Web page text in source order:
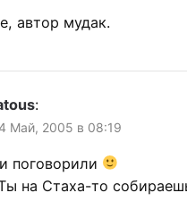
автор мудак.
:
Май, 2005 в 08:19
поговорили
на Стаха-то